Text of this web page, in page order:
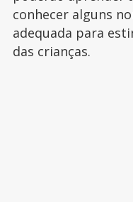
conhecer alguns
adequada para
das crianças.